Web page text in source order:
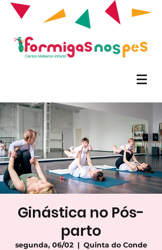
Ginástica no Pós-
parto
segunda, 06/02
  |
Quinta do Conde